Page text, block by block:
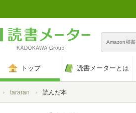
Amazon和書
トップ 読書メーターとは
トップtararan 読んだ本